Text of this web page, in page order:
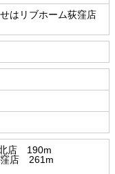
はリブホーム荻窪店
北店 190m
窪店 261m